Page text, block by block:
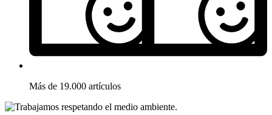
Más de 19.000 artículos